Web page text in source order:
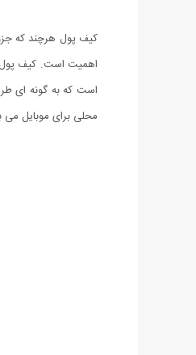
کیف پول هرچند که
محلی برای موبایل